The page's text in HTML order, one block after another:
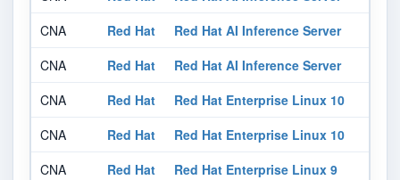
CNA
Red Hat
Red Hat AI Inference Server
CNA
Red Hat
Red Hat AI Inference Server
CNA
Red Hat
Red Hat Enterprise Linux 10
CNA
Red Hat
Red Hat Enterprise Linux 10
CNA
Red Hat
Red Hat Enterprise Linux 9